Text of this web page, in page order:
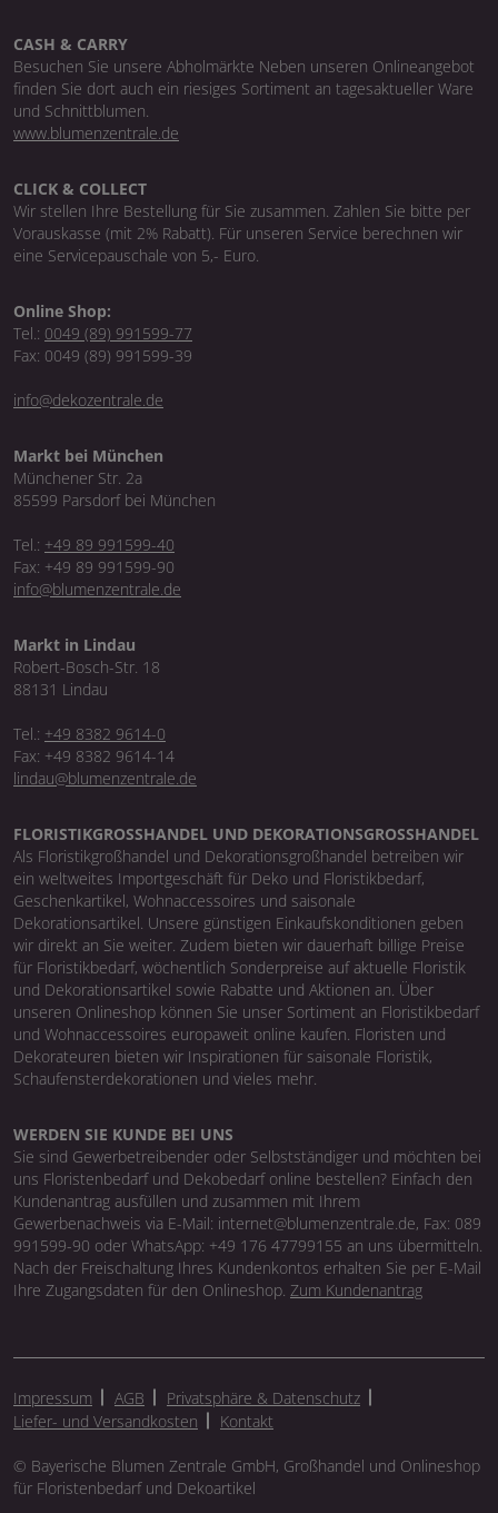
CASH & CARRY
Besuchen Sie unsere Abholmärkte Neben unseren Onlineangebot
finden Sie dort auch ein riesiges Sortiment an tagesaktueller Ware
und Schnittblumen.
www.blumenzentrale.de
CLICK & COLLECT
Wir stellen Ihre Bestellung für Sie zusammen. Zahlen Sie bitte per
Vorauskasse (mit 2% Rabatt). Für unseren Service berechnen wir
eine Servicepauschale von 5,- Euro.
Online Shop:
Tel.: 0049 (89) 991599-77
Fax: 0049 (89) 991599-39
info@dekozentrale.de
Markt bei München
Münchener Str. 2a
85599 Parsdorf bei München
Tel.: +49 89 991599-40
Fax: +49 89 991599-90
info@blumenzentrale.de
Markt in Lindau
Robert-Bosch-Str. 18
88131 Lindau
Tel.: +49 8382 9614-0
Fax: +49 8382 9614-14
lindau@blumenzentrale.de
FLORISTIKGROSSHANDEL UND DEKORATIONSGROSSHANDEL
Als Floristikgroßhandel und Dekorationsgroßhandel betreiben wir
ein weltweites Importgeschäft für Deko und Floristikbedarf,
Geschenkartikel, Wohnaccessoires und saisonale
Dekorationsartikel. Unsere günstigen Einkaufskonditionen geben
wir direkt an Sie weiter. Zudem bieten wir dauerhaft billige Preise
für Floristikbedarf, wöchentlich Sonderpreise auf aktuelle Floristik
und Dekorationsartikel sowie Rabatte und Aktionen an. Über
unseren Onlineshop können Sie unser Sortiment an Floristikbedarf
und Wohnaccessoires europaweit online kaufen. Floristen und
Dekorateuren bieten wir Inspirationen für saisonale Floristik,
Schaufensterdekorationen und vieles mehr.
WERDEN SIE KUNDE BEI UNS
Sie sind Gewerbetreibender oder Selbstständiger und möchten bei
uns Floristenbedarf und Dekobedarf online bestellen? Einfach den
Kundenantrag ausfüllen und zusammen mit Ihrem
Gewerbenachweis via E-Mail: internet@blumenzentrale.de, Fax: 089
991599-90 oder WhatsApp: +49 176 47799155 an uns übermitteln.
Nach der Freischaltung Ihres Kundenkontos erhalten Sie per E-Mail
Ihre Zugangsdaten für den Onlineshop. Zum Kundenantrag
Impressum AGB
Privatsphäre & Datenschutz
Liefer- und Versandkosten
Kontakt
© Bayerische Blumen Zentrale GmbH, Großhandel und Onlineshop
für Floristenbedarf und Dekoartikel